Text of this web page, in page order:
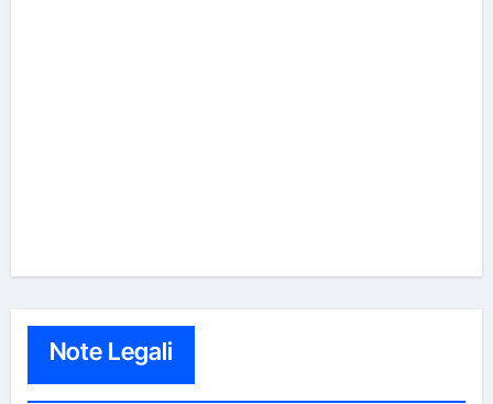
Note Legali